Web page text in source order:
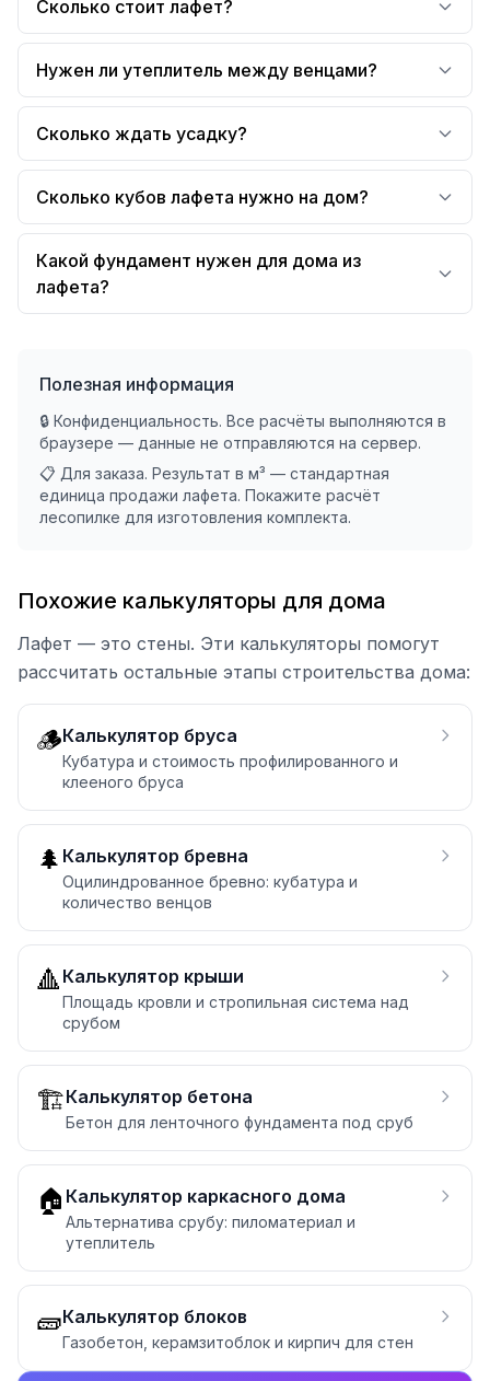
Сколько стоит лафет?
Нужен ли утеплитель между венцами?
Сколько ждать усадку?
Сколько кубов лафета нужно на дом?
Какой фундамент нужен для дома из
лафета?
Полезная информация
🔒 Конфиденциальность. Все расчёты выполняются в
браузере — данные не отправляются на сервер.
📋 Для заказа. Результат в м³ — стандартная
единица продажи лафета. Покажите расчёт
лесопилке для изготовления комплекта.
Похожие калькуляторы для дома
Лафет — это стены. Эти калькуляторы помогут
рассчитать остальные этапы строительства дома:
🪵Калькулятор бруса
Кубатура и стоимость профилированного и
клееного бруса
🌲 Калькулятор бревна
Оцилиндрованное бревно: кубатура и
количество венцов
🔺 Калькулятор крыши
Площадь кровли и стропильная система над
срубом
🏗️Калькулятор бетона
Бетон для ленточного фундамента под сруб
🏠 Калькулятор каркасного дома
Альтернатива срубу: пиломатериал и
утеплитель
🧱Калькулятор блоков
Газобетон, керамзитоблок и кирпич для стен